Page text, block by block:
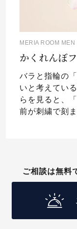
MERIA ROOM MEN
かくれんぼ
バラと指輪の
いと考えてい
らを見ると、
前が刺繍で刻
ご相談は無料